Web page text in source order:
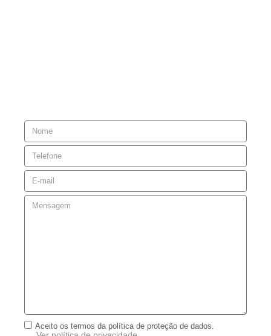
Aceito os termos da política de proteção de dados.